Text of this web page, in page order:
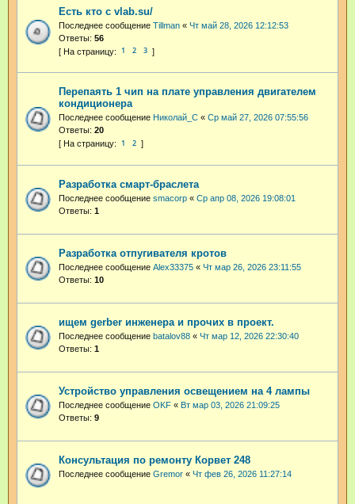
Есть кто с vlab.su/
Последнее сообщение Tillman « Чт май 28, 2026 12:12:53
Ответы: 56
1 2 3
Перепаять 1 чип на плате управления двигателем
кондиционера
Последнее сообщение Николай_С « Ср май 27, 2026 07:55:56
Ответы: 20
1 2
Разработка смарт-браслета
Последнее сообщение smacorp « Ср апр 08, 2026 19:08:01
Ответы: 1
Разработка отпугивателя кротов
Последнее сообщение Alex33375 « Чт мар 26, 2026 23:11:55
Ответы: 10
ищем gerber инженера и прочих в проект.
Последнее сообщение batalov88 « Чт мар 12, 2026 22:30:40
Ответы: 1
Устройство управления освещением на 4 лампы
Последнее сообщение OKF « Вт мар 03, 2026 21:09:25
Ответы: 9
Консультация по ремонту Корвет 248
Последнее сообщение Gremor « Чт фев 26, 2026 11:27:14